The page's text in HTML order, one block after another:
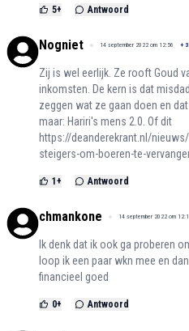
5+ Antwoord
Nogniet 14 september 2022 om 12:56 +
Zij is wel eerlijk. Ze rooft Goud
inkomsten. De kern is dat
zeggen wat ze gaan doen en
maar: Hariri's mens 2.0. Of dit
https://deanderekrant.nl/
steigers-om-boeren-te-
1 + Antwoord
chmankone 14 september 2022 om
Ik denk dat ik ook ga proberen
loop ik een paar wkn mee en
financieel goed
0+ Antwoord